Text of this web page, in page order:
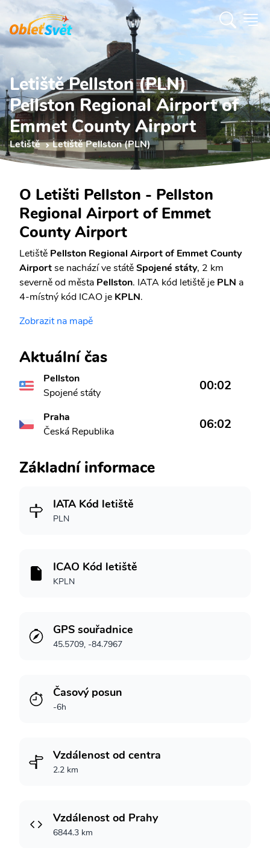
Letiště Pellston (PLN)
Pellston Regional Airport of
Emmet County Airport
Letiště Letiště Pellston (PLN)
O Letišti Pellston - Pellston
Regional Airport of Emmet
County Airport
Letiště Pellston Regional Airport of Emmet County
Airportse nachází ve státěSpojené státy, 2 km
severně od města Pellston. IATA kód letiště je PLN a
4-místný kód ICAO je KPLN.
Zobrazit na mapě
Aktuální čas
Pellston
Spojené státy
00:02
Praha
Česká Republika
06:02
Základní informace
IATA Kód letiště
PLN
ICAO Kód letiště
KPLN
GPS souřadnice
45.5709, -84.7967
Časový posun
-6h
Vzdálenost od centra
2.2 km
Vzdálenost od Prahy
6844.3 km